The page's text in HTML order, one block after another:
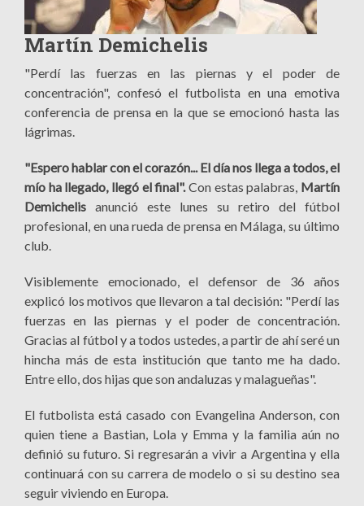
Martín Demichelis
"Perdí las fuerzas en las piernas y el poder de
concentración", confesó el futbolista en una emotiva
conferencia de prensa en la que se emocionó hasta las
lágrimas.
"Espero hablar con el corazón... El día nos llega a todos, el
mío ha llegado, llegó el final".Con estas palabras, Martín
Demichelis anunció este lunes su retiro del fútbol
profesional, en una rueda de prensa en Málaga, su último
club.
Visiblemente emocionado, el defensor de 36 años
explicó los motivos que llevaron a tal decisión: "Perdí las
fuerzas en las piernas y el poder de concentración.
Gracias al fútbol y a todos ustedes, a partir de ahí seré un
hincha más de esta institución que tanto me ha dado.
Entre ello, dos hijas que son andaluzas y malagueñas".
El futbolista está casado con Evangelina Anderson, con
quien tiene a Bastian, Lola y Emma y la familia aún no
definió su futuro. Si regresarán a vivir a Argentina y ella
continuará con su carrera de modelo o si su destino sea
seguir viviendo en Europa.